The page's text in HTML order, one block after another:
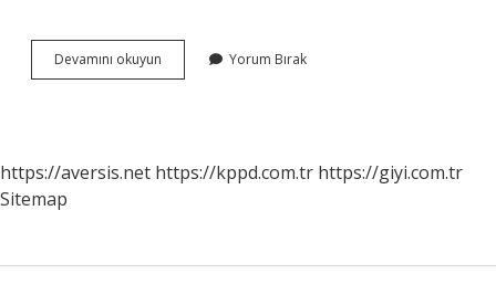
Devamını okuyun
Kırılırsa
Yorum Bırak
https://aversis.net https://kppd.com.tr https://giyi.com.tr
Sitemap